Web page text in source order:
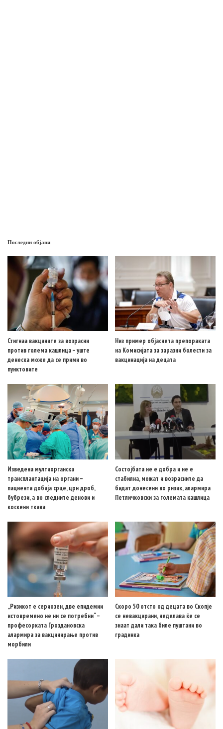
Последни објави
Стигнаа вакцините за возрасни
против голема кашлица – уште
денеска може да се прими во
пунктовите
Низ пример објаснета препораката
на Комисијата за заразни болести за
вакцинација на децата
Изведена мултиорганска
трансплантација на органи –
пациенти добија срце, црн дроб,
бубрези, а во следните денови и
коскени ткива
Состојбата не е добра и не е
стабилна, можат и возрасните да
бидат донесени во ризик, алармира
Петличковски за големата кашлица
„Ризикот е сериозен, две епидемии
истовремено не ни се потребни“ –
професорката Гроздановска
алармира за вакцинирање против
морбили
Скоро 50 отсто од децата во Скопје
се невакцирани, неделава ќе се
знаат дали така биле пуштани во
градинка